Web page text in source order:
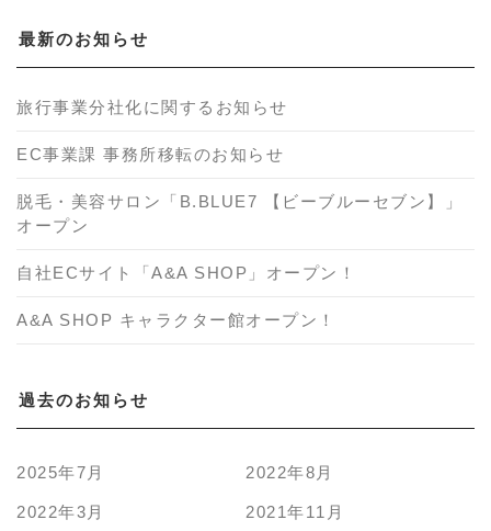
最新のお知らせ
旅行事業分社化に関するお知らせ
EC事業課 事務所移転のお知らせ
脱毛・美容サロン「B.BLUE7 【ビーブルーセブン】」
オープン
自社ECサイト「A&A SHOP」オープン！
A&A SHOP キャラクター館オープン！
過去のお知らせ
2025年7月 2022年8月
2022年3月 2021年11月